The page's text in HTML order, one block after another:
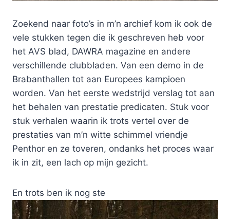
Zoekend naar foto’s in m’n archief kom ik ook de
vele stukken tegen die ik geschreven heb voor
het AVS blad, DAWRA magazine en andere
verschillende clubbladen. Van een demo in de
Brabanthallen tot aan Europees kampioen
worden. Van het eerste wedstrijd verslag tot aan
het behalen van prestatie predicaten. Stuk voor
stuk verhalen waarin ik trots vertel over de
prestaties van m’n witte schimmel vriendje
Penthor en ze toveren, ondanks het proces waar
ik in zit, een lach op mijn gezicht.
En trots ben ik nog ste